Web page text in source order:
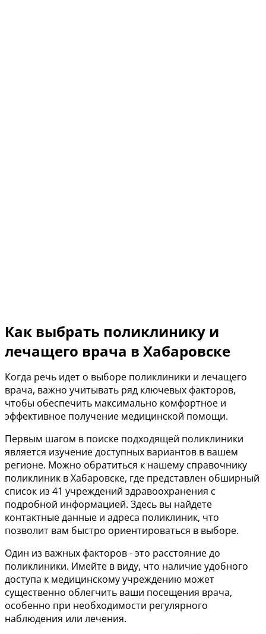
Как выбрать поликлинику и
лечащего врача в Хабаровске
Когда речь идет о выборе поликлиники и лечащего
врача, важно учитывать ряд ключевых факторов,
чтобы обеспечить максимально комфортное и
эффективное получение медицинской помощи.
Первым шагом в поиске подходящей поликлиники
является изучение доступных вариантов в вашем
регионе. Можно обратиться к нашему справочнику
поликлиник в Хабаровске, где представлен обширный
список из 41 учреждений здравоохранения с
подробной информацией. Здесь вы найдете
контактные данные и адреса поликлиник, что
позволит вам быстро ориентироваться в выборе.
Один из важных факторов - это расстояние до
поликлиники. Имейте в виду, что наличие удобного
доступа к медицинскому учреждению может
существенно облегчить ваши посещения врача,
особенно при необходимости регулярного
наблюдения или лечения.